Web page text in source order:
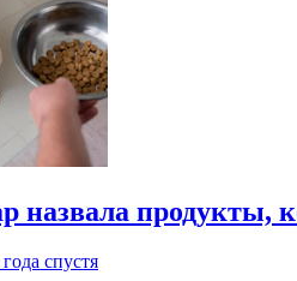
назвала продукты,
спустя